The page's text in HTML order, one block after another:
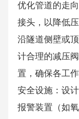
优化管道的走
接头，以降低
沿隧道侧壁或
计合理的减压
置，确保各工
安全设施：设
报警装置（如